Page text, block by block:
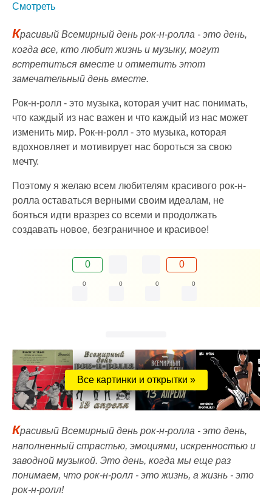
Смотреть
Красивый Всемирный день рок-н-ролла - это день,
когда все, кто любит жизнь и музыку, могут
встретиться вместе и отметить этот
замечательный день вместе.
Рок-н-ролл - это музыка, которая учит нас понимать,
что каждый из нас важен и что каждый из нас может
изменить мир. Рок-н-ролл - это музыка, которая
вдохновляет и мотивирует нас бороться за свою
мечту.
Поэтому я желаю всем любителям красивого рок-н-
ролла оставаться верными своим идеалам, не
бояться идти вразрез со всеми и продолжать
создавать новое, безграничное и красивое!
0 0
0 0 0 0
Все картинки и открытки »
Красивый Всемирный день рок-н-ролла - это день,
наполненный страстью, эмоциями, искренностью и
заводной музыкой. Это день, когда мы еще раз
понимаем, что рок-н-ролл - это жизнь, а жизнь - это
рок-н-ролл!